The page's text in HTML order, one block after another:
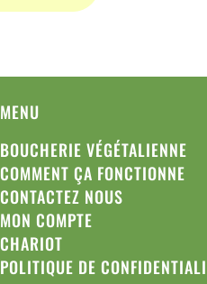
MENU
BOUCHERIE VÉGÉTALIENNE
COMMENT ÇA FONCTIONNE
CONTACTEZ NOUS
MON COMPTE
CHARIOT
POLITIQUE DE